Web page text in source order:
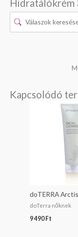
Hidratálókrém
Kapcsolódó
doTERRA
doTerra nőknek
9 490Ft